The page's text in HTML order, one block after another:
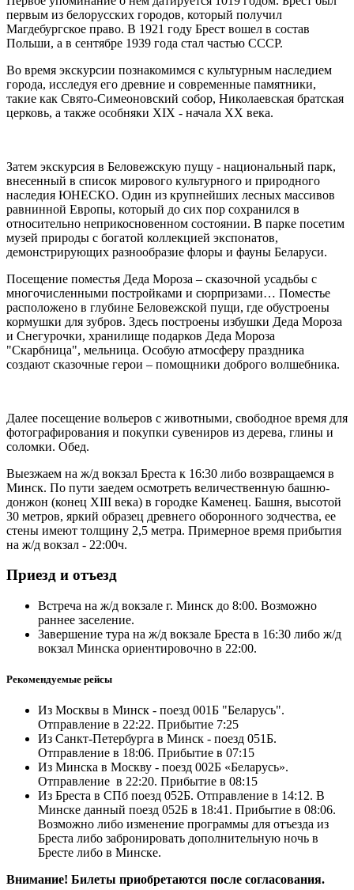
первым из белорусских городов, который получил
Магдебургское право. В 1921 году Брест вошел в состав
Польши, а в сентябре 1939 года стал частью СССР.
Во время экскурсии познакомимся с культурным наследием
города, исследуя его древние и современные памятники,
такие как Свято-Симеоновский собор, Николаевская братская
церковь, а также особняки XIX - начала ХХ века.
Затем экскурсия в Беловежскую пущу - национальный парк,
внесенный в список мирового культурного и природного
наследия ЮНЕСКО. Один из крупнейших лесных массивов
равнинной Европы, который до сих пор сохранился в
относительно неприкосновенном состоянии. В парке посетим
музей природы с богатой коллекцией экспонатов,
демонстрирующих разнообразие флоры и фауны Беларуси.
Посещение поместья Деда Мороза – сказочной усадьбы с
многочисленными постройками и сюрпризами… Поместье
расположено в глубине Беловежской пущи, где обустроены
кормушки для зубров. Здесь построены избушки Деда Мороза
и Снегурочки, хранилище подарков Деда Мороза
"Скарбница", мельница. Особую атмосферу праздника
создают сказочные герои – помощники доброго волшебника.
Далее посещение вольеров с животными, свободное время для
фотографирования и покупки сувениров из дерева, глины и
соломки. Обед.
Выезжаем на ж/д вокзал Бреста к 16:30 либо возвращаемся в
Минск. По пути заедем осмотреть величественную башню-
донжон (конец XIII века) в городке Каменец. Башня, высотой
30 метров, яркий образец древнего оборонного зодчества, ее
стены имеют толщину 2,5 метра. Примерное время прибытия
на ж/д вокзал - 22:00ч.
Приезд и отъезд
Встреча на ж/д вокзале г. Минск до 8:00. Возможно
раннее заселение.
Завершение тура на ж/д вокзале Бреста в 16:30 либо ж/д
вокзал Минска ориентировочно в 22:00.
Рекомендуемые рейсы
Из Москвы в Минск - поезд 001Б "Беларусь".
Отправление в 22:22. Прибытие 7:25
Из Санкт-Петербурга в Минск - поезд 051Б.
Отправление в 18:06. Прибытие в 07:15
Из Минска в Москву - поезд 002Б «Беларусь».
Отправление в 22:20. Прибытие в 08:15
Из Бреста в СПб поезд 052Б. Отправление в 14:12. В
Минске данный поезд 052Б в 18:41. Прибытие в 08:06.
Возможно либо изменение программы для отъезда из
Бреста либо забронировать дополнительную ночь в
Бресте либо в Минске.
Внимание! Билеты приобретаются после согласования.